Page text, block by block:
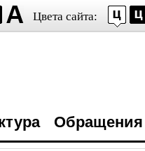
Цвета сайта:
Обращения